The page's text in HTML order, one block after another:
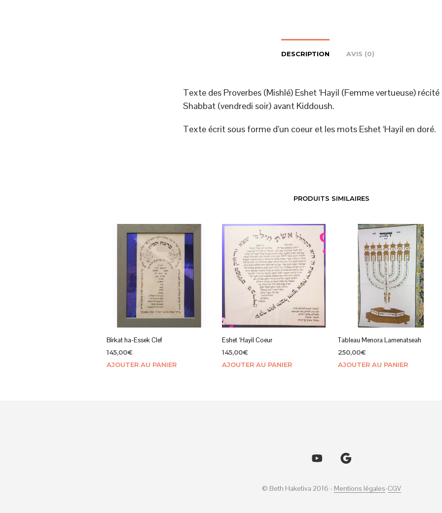
DESCRIPTION AVIS (0)
Texte des Proverbes (Mishlé) Eshet ‘Hayil (Femme vertueuse) récité
Shabbat (vendredi soir) avant Kiddoush.
Texte écrit sous forme d’un coeur et les mots Eshet ‘Hayil en doré.
PRODUITS SIMILAIRES
Birkat ha-Essek Clef
145,00€
AJOUTER AU PANIER
Eshet ‘Hayil Coeur
145,00€
AJOUTER AU PANIER
Tableau Menora Lamenatseah
250,00€
AJOUTER AU PANIER
© Beth Haketiva 2016 - Mentions légales-CGV